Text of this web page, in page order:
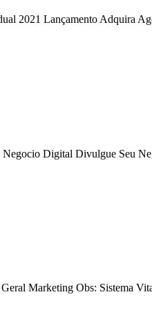
2021 Lançamento Adquira
Digital Divulgue Seu
Marketing Obs: Sistema